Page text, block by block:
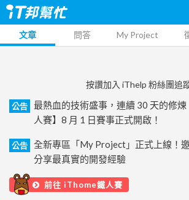
文章 問答 My Project
按讚加入 iThelp 粉絲團追
公告
最熱血的技術盛事，連續 30 天的修
人賽】8 月 1 日賽事正式開啟！
公告
全新專區「My Project」正式上線！
分享最真實的開發經驗
前往 iThome鐵人賽